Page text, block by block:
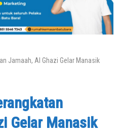
Jamaah, Al Ghazi Gelar Manasik
Gelar Manasik